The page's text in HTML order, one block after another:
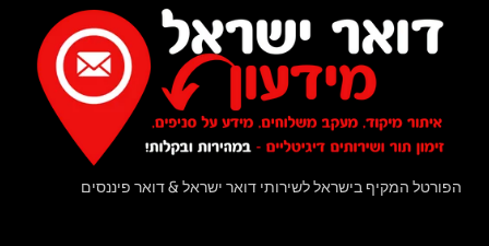
הפורטל המקיף בישראל לשירותי דואר ישראל & דואר פיננסים